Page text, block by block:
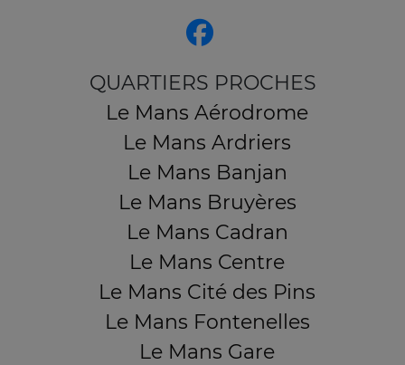
QUARTIERS PROCHES
Le Mans Aérodrome
Le Mans Ardriers
Le Mans Banjan
Le Mans Bruyères
Le Mans Cadran
Le Mans Centre
Le Mans Cité des Pins
Le Mans Fontenelles
Le Mans Gare